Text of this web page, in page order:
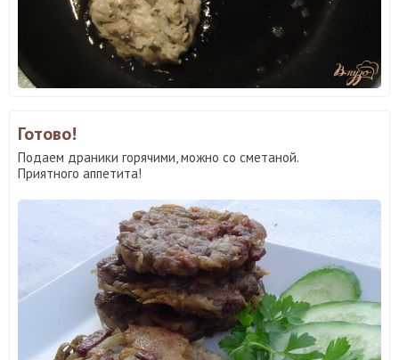
Готово!
Подаем драники горячими, можно со сметаной.
Приятного аппетита!